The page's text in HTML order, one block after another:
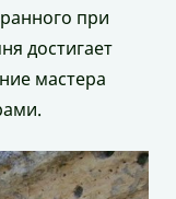
при
достигает
мастера